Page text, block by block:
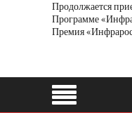
Продолжается
Программе
Премия